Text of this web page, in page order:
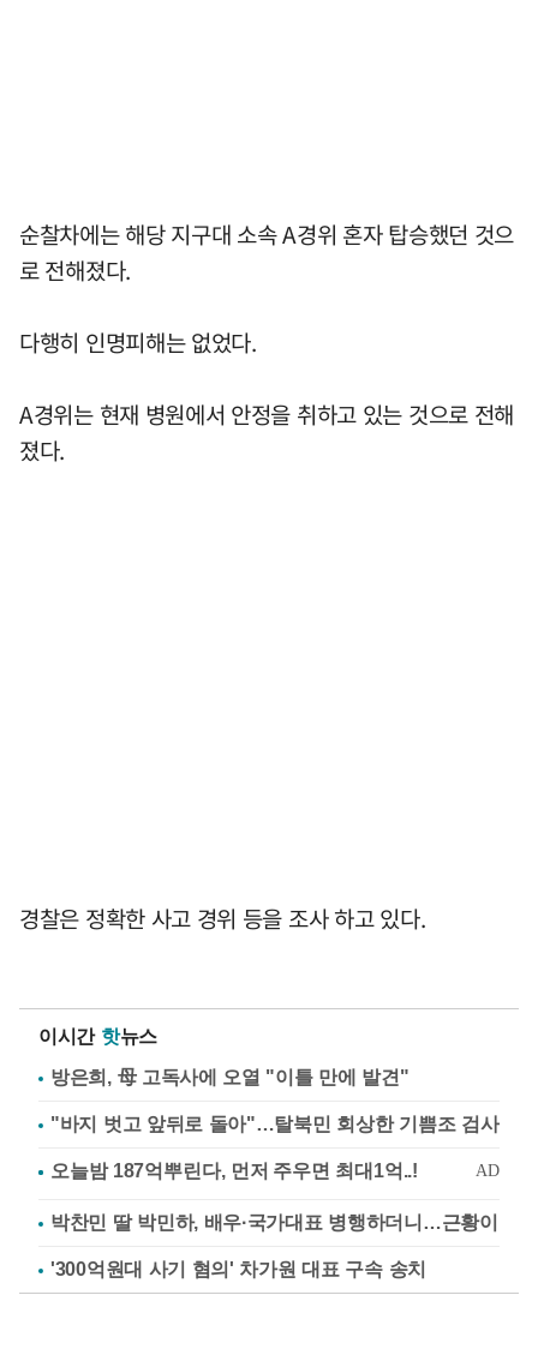
순찰차에는 해당 지구대 소속 A경위 혼자 탑승했던 것으
로 전해졌다.
다행히 인명피해는 없었다.
A경위는 현재 병원에서 안정을 취하고 있는 것으로 전해
졌다.
경찰은 정확한 사고 경위 등을 조사 하고 있다.
이시간 핫뉴스
방은희, 母 고독사에 오열 "이틀 만에 발견"
"바지 벗고 앞뒤로 돌아"…탈북민 회상한 기쁨조 검사
박찬민 딸 박민하, 배우·국가대표 병행하더니…근황이
'300억원대 사기 혐의' 차가원 대표 구속 송치